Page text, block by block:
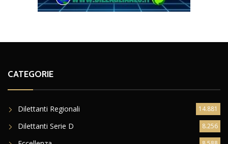
CATEGORIE
Dilettanti Regionali 14.881
Dilettanti Serie D 8.256